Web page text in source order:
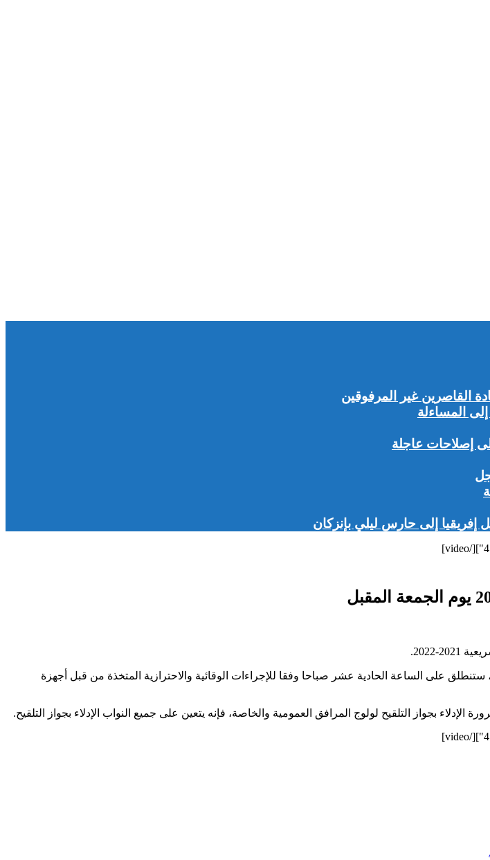
القاصرين غير المرفوقين
المساءلة
إصلاحات عاجلة
إلى حارس ليلي بإنزكان
4"][/video]
2022.
الاثنين، أن هذه الجلسة، التي تعقد طبقا لمقتضيات الفصل 65 من الدستور، ستنطلق على الساعة الحادية عشر صباحا وفقا للإجراءات الوقائية والاحترازية المتخذة من قبل أجهزة
بجواز التلقيح لولوج المرافق العمومية والخاصة، فإنه يتعين على جميع النواب الإدلاء بجواز التلقيح.
4"][/video]